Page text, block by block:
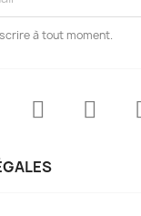
à tout moment.